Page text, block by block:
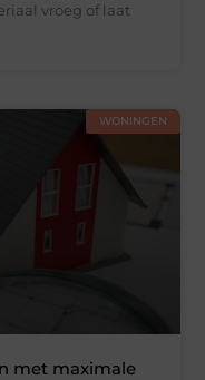
vroeg of laat
WONINGEN
met maximale